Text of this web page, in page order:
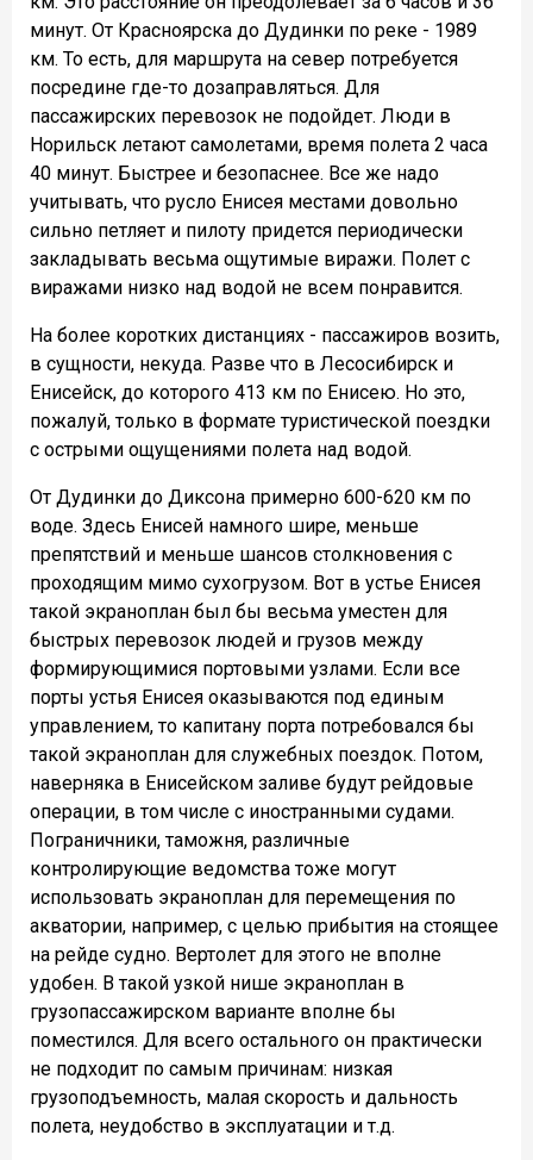
минут. От Красноярска до Дудинки по реке - 1989
км. То есть, для маршрута на север потребуется
посредине где-то дозаправляться. Для
пассажирских перевозок не подойдет. Люди в
Норильск летают самолетами, время полета 2 часа
40 минут. Быстрее и безопаснее. Все же надо
учитывать, что русло Енисея местами довольно
сильно петляет и пилоту придется периодически
закладывать весьма ощутимые виражи. Полет с
виражами низко над водой не всем понравится.
На более коротких дистанциях - пассажиров возить,
в сущности, некуда. Разве что в Лесосибирск и
Енисейск, до которого 413 км по Енисею. Но это,
пожалуй, только в формате туристической поездки
с острыми ощущениями полета над водой.
От Дудинки до Диксона примерно 600-620 км по
воде. Здесь Енисей намного шире, меньше
препятствий и меньше шансов столкновения с
проходящим мимо сухогрузом. Вот в устье Енисея
такой экраноплан был бы весьма уместен для
быстрых перевозок людей и грузов между
формирующимися портовыми узлами. Если все
порты устья Енисея оказываются под единым
управлением, то капитану порта потребовался бы
такой экраноплан для служебных поездок. Потом,
наверняка в Енисейском заливе будут рейдовые
операции, в том числе с иностранными судами.
Пограничники, таможня, различные
контролирующие ведомства тоже могут
использовать экраноплан для перемещения по
акватории, например, с целью прибытия на стоящее
на рейде судно. Вертолет для этого не вполне
удобен. В такой узкой нише экраноплан в
грузопассажирском варианте вполне бы
поместился. Для всего остального он практически
не подходит по самым причинам: низкая
грузоподъемность, малая скорость и дальность
полета, неудобство в эксплуатации и т.д.